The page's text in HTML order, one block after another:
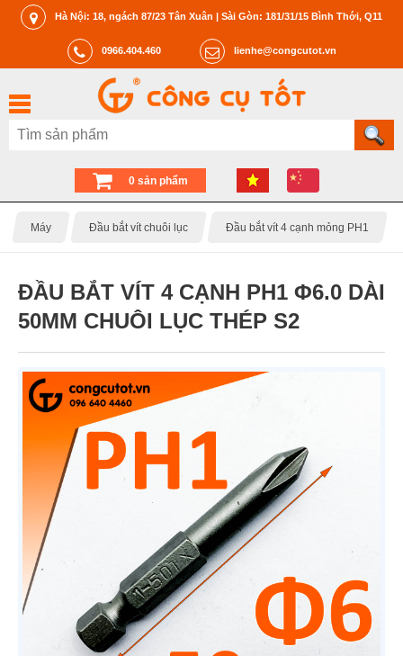
Hà Nội: 18, ngách 87/23 Tân Xuân | Sài Gòn: 181/31/15 Bình Thới, Q11
0966.404.460 lienhe@congcutot.vn
0 sản phẩm
Máy Đầu bắt vít chuôi lục Đầu bắt vít 4 cạnh mỏng PH1
ĐẦU BẮT VÍT 4 CẠNH PH1 Φ6.0 DÀI
50MM CHUÔI LỤC THÉP S2